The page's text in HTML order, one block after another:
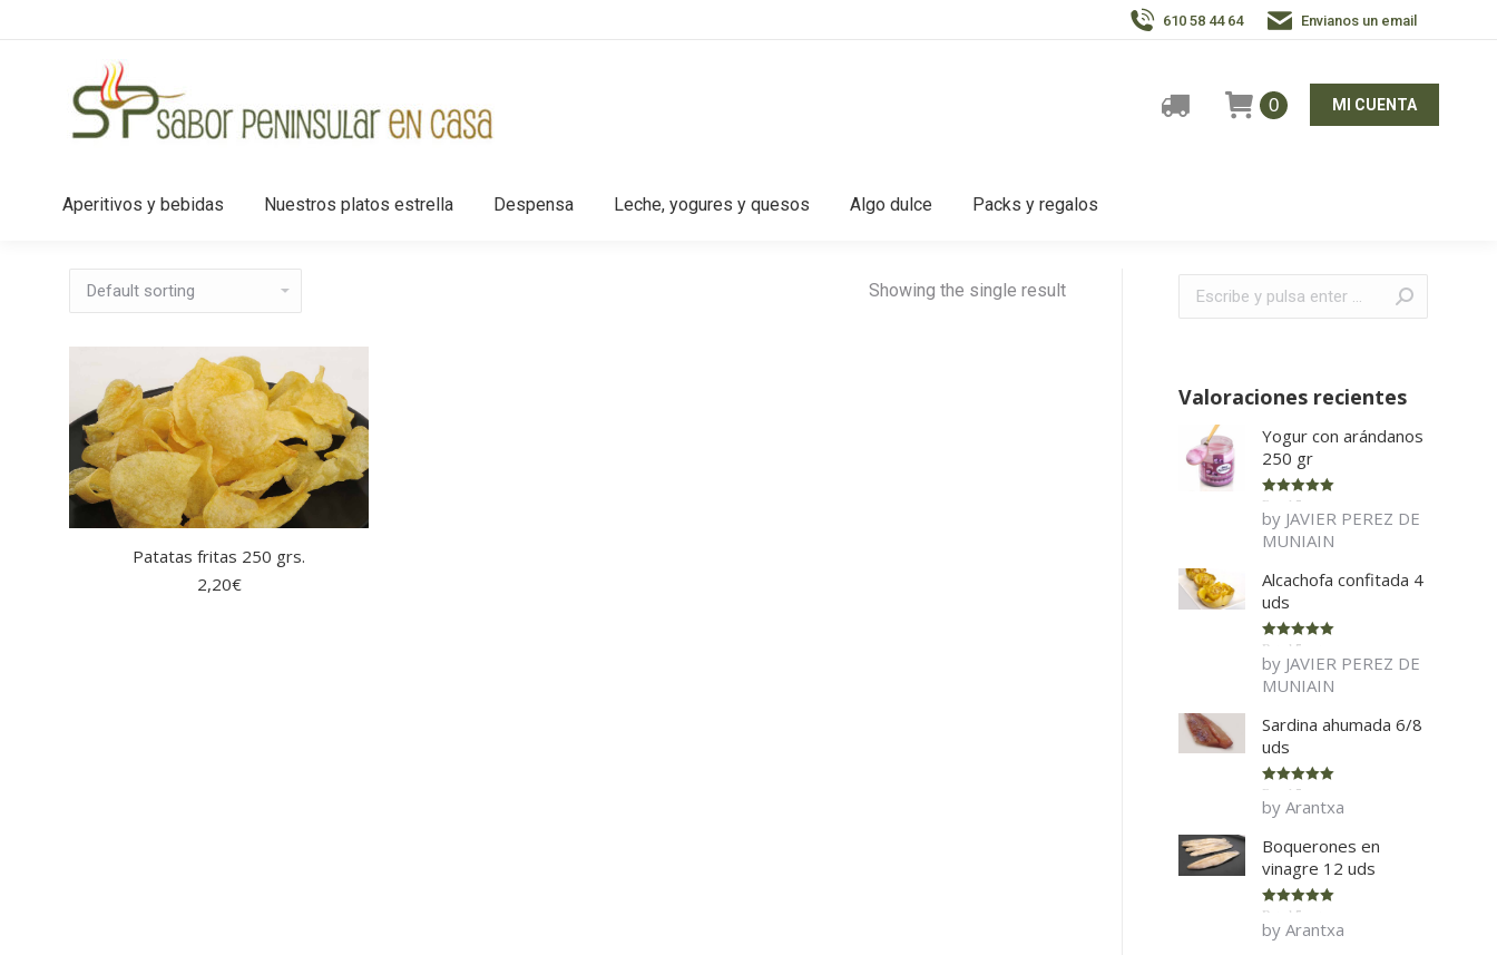
610 58 44 64 Envianos un email
0 MI CUENTA
Aperitivos y bebidas Nuestros platos estrella Despensa Leche, yogures y quesos Algo dulce Packs y regalos
Showing the single result
Patatas fritas 250 grs.
2,20€
Buscar:
Valoraciones recientes
Yogur con arándanos
250 gr
Rated 5
of 5
by JAVIER PEREZ DE
MUNIAIN
Alcachofa confitada 4
uds
Rated 5
of 5
by JAVIER PEREZ DE
MUNIAIN
Sardina ahumada 6/8
uds
Rated 5
of 5
by Arantxa
Boquerones en
vinagre 12 uds
Rated 5
of 5
by Arantxa